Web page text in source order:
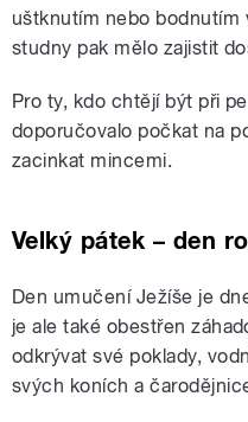
uštknutím nebo bodnutím
studny pak mělo zajistit
Pro ty, kdo chtějí být při
doporučovalo počkat na
zacinkat mincemi.
Velký pátek – den
Den umučení Ježíše je
je ale také obestřen
odkrývat své poklady,
svých koních a